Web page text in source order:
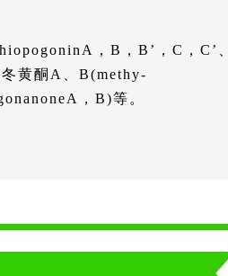
，B，B’，C，C’、
黄酮A、B(methy-
，B)等。